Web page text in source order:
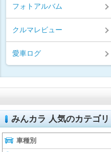
フォトアルバム
クルマレビュー
愛車ログ
みんカラ 人気のカテゴリ
車種別